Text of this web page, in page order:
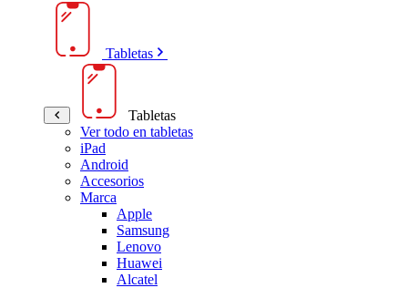
Tabletas
Tabletas
Ver todo en tabletas
iPad
Android
Accesorios
Marca
Apple
Samsung
Lenovo
Huawei
Alcatel